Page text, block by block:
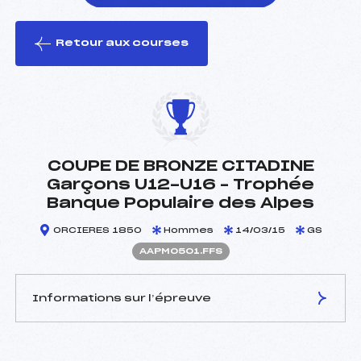
le ski
Retour aux courses
COUPE DE BRONZE CITADINE
Garçons U12-U16 – Trophée
Banque Populaire des Alpes
ORCIERES 1850 Hommes 14/03/15 GS
AAPM0501.FFS
Informations sur l’épreuve